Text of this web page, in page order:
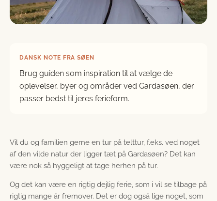
DANSK NOTE FRA SØEN
Brug guiden som inspiration til at vælge de
oplevelser, byer og områder ved Gardasøen, der
passer bedst til jeres ferieform.
Vil du og familien gerne en tur på telttur, f.eks. ved noget
af den vilde natur der ligger tæt på Gardasøen? Det kan
være nok så hyggeligt at tage herhen på tur.
Og det kan være en rigtig dejlig ferie, som i vil se tilbage på
rigtig mange år fremover. Det er dog også lige noget, som